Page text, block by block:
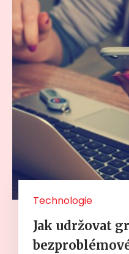
Technologie
Jak udržovat